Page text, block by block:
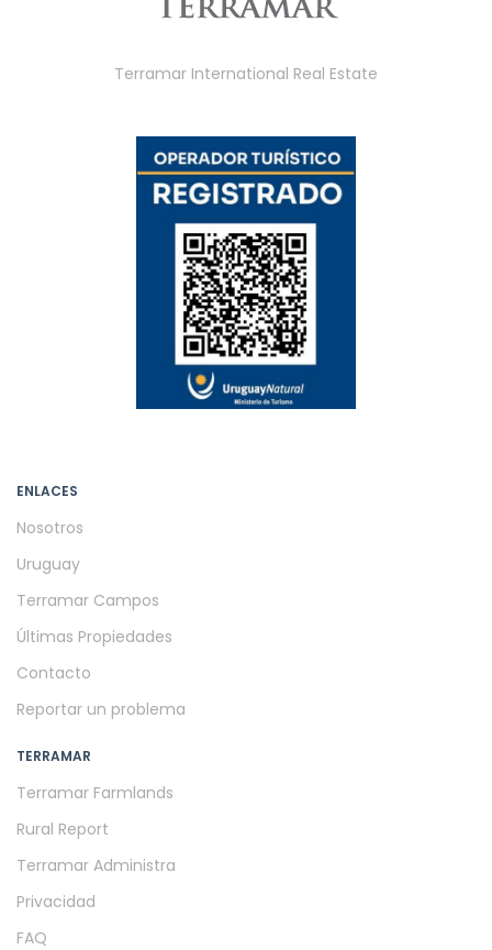
Terramar International Real Estate
ENLACES
Nosotros
Uruguay
Terramar Campos
Últimas Propiedades
Contacto
Reportar un problema
TERRAMAR
Terramar Farmlands
Rural Report
Terramar Administra
Privacidad
FAQ